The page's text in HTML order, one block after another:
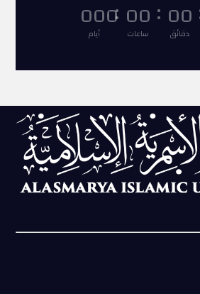
000
أيام
: 00
ساعات
: 00
دقائق